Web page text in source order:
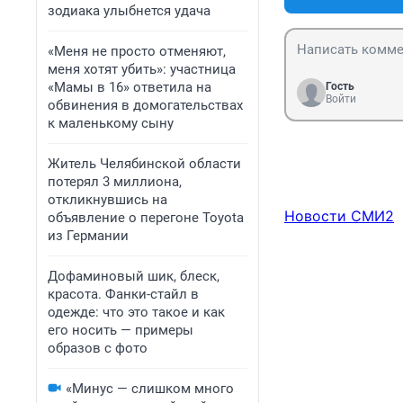
зодиака улыбнется удача
«Меня не просто отменяют,
меня хотят убить»: участница
«Мамы в 16» ответила на
обвинения в домогательствах
к маленькому сыну
Житель Челябинской области
потерял 3 миллиона,
откликнувшись на
объявление о перегоне Toyota
из Германии
Дофаминовый шик, блеск,
красота. Фанки-стайл в
одежде: что это такое и как
его носить — примеры
образов с фото
«Минус — слишком много
Гость
Войти
Новости СМИ2